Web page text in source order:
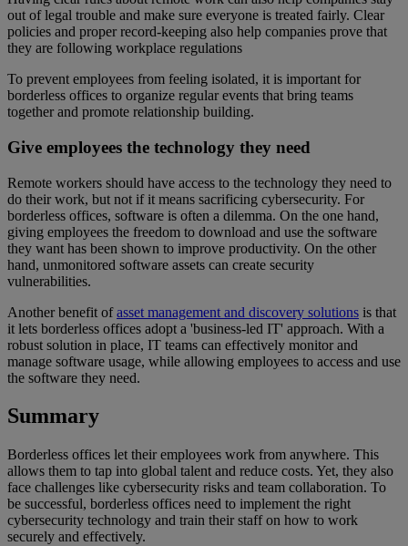
out of legal trouble and make sure everyone is treated fairly. Clear
policies and proper record-keeping also help companies prove that
they are following workplace regulations
To prevent employees from feeling isolated, it is important for
borderless offices to organize regular events that bring teams
together and promote relationship building.
Give employees the technology they need
Remote workers should have access to the technology they need to
do their work, but not if it means sacrificing cybersecurity. For
borderless offices, software is often a dilemma. On the one hand,
giving employees the freedom to download and use the software
they want has been shown to improve productivity. On the other
hand, unmonitored software assets can create security
vulnerabilities.
Another benefit ofasset management and discovery solutions is that
it lets borderless offices adopt a 'business-led IT' approach. With a
robust solution in place, IT teams can effectively monitor and
manage software usage, while allowing employees to access and use
the software they need.
Summary
Borderless offices let their employees work from anywhere. This
allows them to tap into global talent and reduce costs. Yet, they also
face challenges like cybersecurity risks and team collaboration. To
be successful, borderless offices need to implement the right
cybersecurity technology and train their staff on how to work
securely and effectively.